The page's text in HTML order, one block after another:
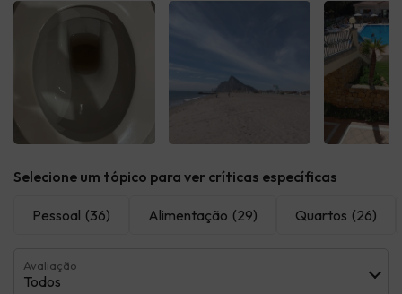
Selecione um tópico para ver críticas específicas
Pessoal (36) Alimentação (29) Quartos (26)
Avaliação
Todos